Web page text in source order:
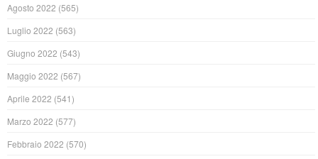
Agosto 2022 (565)
Luglio 2022 (563)
Giugno 2022 (543)
Maggio 2022 (567)
Aprile 2022 (541)
Marzo 2022 (577)
Febbraio 2022 (570)